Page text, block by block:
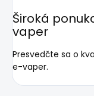
Široká
vaper
Presvedčte sa o
e-vaper.